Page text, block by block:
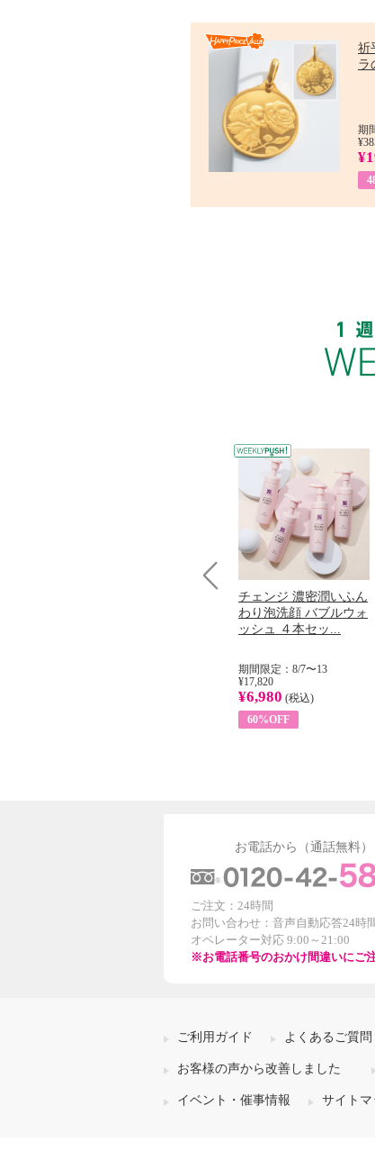
祈
ラ
期
チェンジ 濃密潤いふん
わり泡洗顔 バブルウォ
ッシュ ４本セッ...
期間限定：8/7〜13
¥17,820
¥6,980 (税込)
60%OFF
お電話から（通話無料）
ご注文：24時間
お問い合わせ：音声自動応答24時
オペレーター対応 9:00～21:00
※お電話番号のおかけ間違いにご
ご利用ガイド よくあるご質問
お客様の声から改善しました
イベント・催事情報 サイトマ